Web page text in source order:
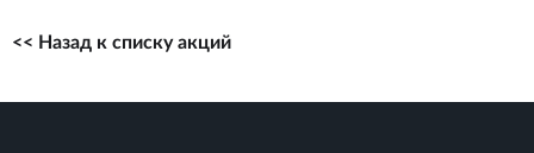
<< Назад к списку акций